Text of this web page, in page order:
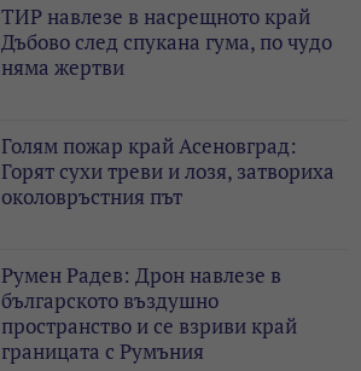
ТИР навлезе в насрещното край
Дъбово след спукана гума, по чудо
няма жертви
Голям пожар край Асеновград:
Горят сухи треви и лозя, затвориха
околовръстния път
Румен Радев: Дрон навлезе в
българското въздушно
пространство и се взриви край
границата с Румъния